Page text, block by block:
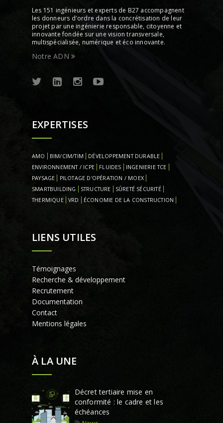
Les 151 ingénieurs et experts de B27 accompagnent
les donneurs d'ordre dans la concrétisation de leur
projet par une ingénierie responsable, citoyenne et
innovante fondée sur une vision transversale,
multispécialisée, numérique et éco innovante.
Notre ADN
EXPERTISES
AMO BIM/CIM/TIM
DÉVELOPPEMENT DURABLE
ENVIRONNEMENT / ICPE
FLUIDES
INGENIERIE TCE
PAYSAGE
PILOTAGE D'OPÉRATION / MOEX
SMARTBUILDING
STRUCTURE
SÛRETÉ SÉCURITÉ
THERMIQUE
VRD ÉCONOMIE DE LA CONSTRUCTION
LIENS UTILES
Témoignages
Recherche & développement
Recrutement
Documentation
Contact
Mentions légales
À LA UNE
Décret tertiaire mise en
conformité : le cadre et les
échéances